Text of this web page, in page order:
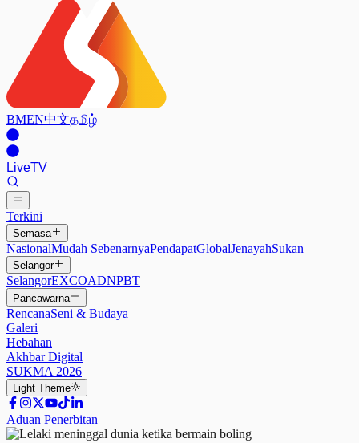
BMEN中文தமிழ்
LiveTV
Terkini
Semasa
NasionalMudah SebenarnyaPendapatGlobalJenayahSukan
Selangor
SelangorEXCOADNPBT
Pancawarna
RencanaSeni & Budaya
Galeri
Hebahan
Akhbar Digital
SUKMA 2026
Light Theme
Aduan Penerbitan